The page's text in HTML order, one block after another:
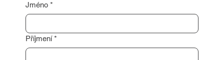
Jméno *
Příjmení *